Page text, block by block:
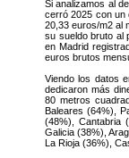
Si analizamos al
cerró 2025 con un
20,33 euros/m2 al
su sueldo bruto al
en Madrid
euros brutos
Viendo los datos
dedicaron más
80 metros
Baleares (64%),
(48%), Cantabria
Galicia (38%),
La Rioja (36%),